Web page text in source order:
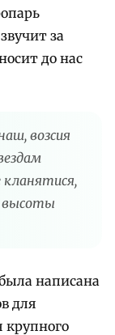
за
до нас
возсия
кланятися,
высоты
написана
для
крупного